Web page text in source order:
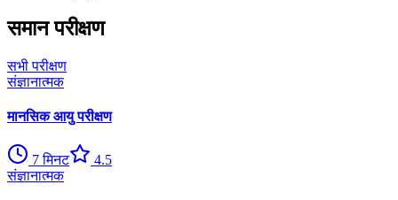
समान परीक्षण
सभी परीक्षण
संज्ञानात्मक
मानसिक आयु परीक्षण
7 मिनट
4.5
संज्ञानात्मक